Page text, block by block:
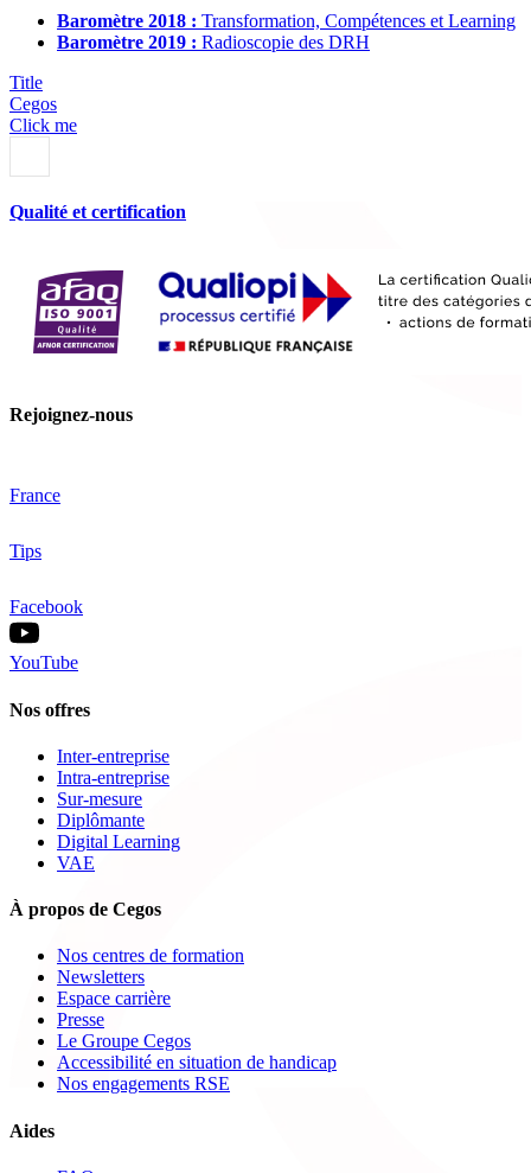
Baromètre 2018 : Transformation, Compétences et Learning
Baromètre 2019 : Radioscopie des DRH
Title
Cegos
Click me
Qualité et certification
Rejoignez-nous
France
Tips
Facebook
YouTube
Nos offres
Inter-entreprise
Intra-entreprise
Sur-mesure
Diplômante
Digital Learning
VAE
À propos de Cegos
Nos centres de formation
Newsletters
Espace carrière
Presse
Le Groupe Cegos
Accessibilité en situation de handicap
Nos engagements RSE
Aides